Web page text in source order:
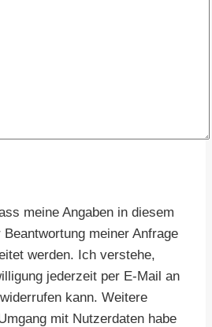
meine Angaben in diesem
meiner Anfrage
werden. Ich verstehe,
jederzeit per E-Mail an
kann. Weitere
mit Nutzerdaten habe